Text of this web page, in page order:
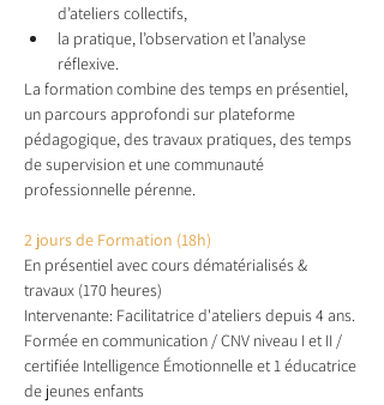
d’ateliers collectifs,
la pratique, l’observation et l’analyse
réflexive.
La formation combine des temps en présentiel,
un parcours approfondi sur plateforme
pédagogique, des travaux pratiques, des temps
de supervision et une communauté
professionnelle pérenne.
2 jours de Formation (18h)
En présentiel avec cours dématérialisés &
travaux (170 heures)
Intervenante: Facilitatrice d'ateliers depuis 4 ans.
Formée en communication / CNV niveau I et II /
certifiée Intelligence Émotionnelle et 1 éducatrice
de jeunes enfants